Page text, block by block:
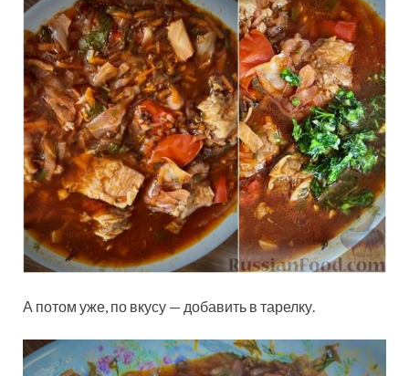
А потом уже, по вкусу — добавить в тарелку.